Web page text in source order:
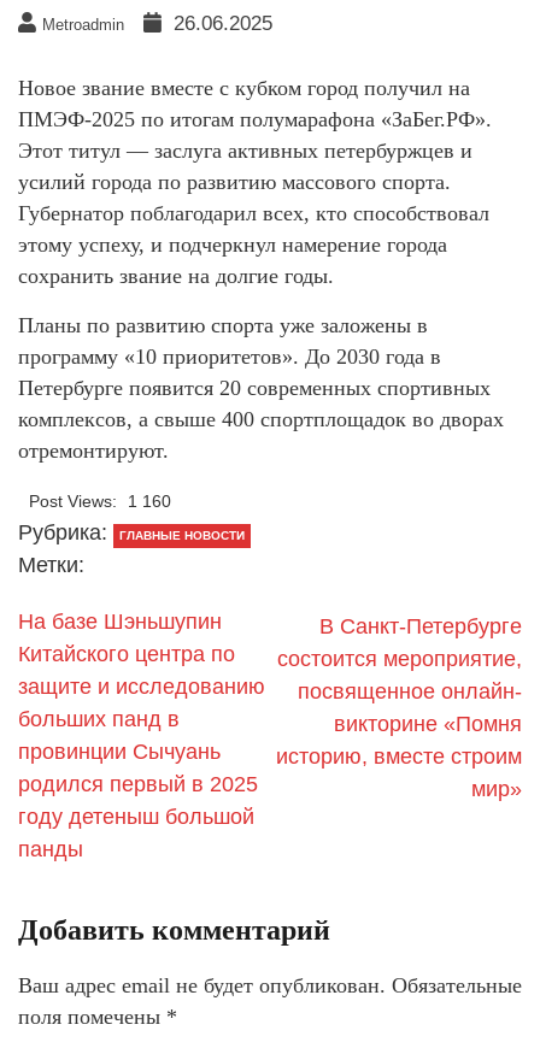
Metroadmin 26.06.2025
Новое звание вместе с кубком город получил на
ПМЭФ-2025 по итогам полумарафона «ЗаБег.РФ».
Этот титул — заслуга активных петербуржцев и
усилий города по развитию массового спорта.
Губернатор поблагодарил всех, кто способствовал
этому успеху, и подчеркнул намерение города
сохранить звание на долгие годы.
Планы по развитию спорта уже заложены в
программу «10 приоритетов». До 2030 года в
Петербурге появится 20 современных спортивных
комплексов, а свыше 400 спортплощадок во дворах
отремонтируют.
Post Views: 1 160
Рубрика: ГЛАВНЫЕ НОВОСТИ
Метки:
На базе Шэньшупин
Китайского центра по
защите и исследованию
больших панд в
провинции Сычуань
родился первый в 2025
году детеныш большой
панды
В Санкт-Петербурге
состоится мероприятие,
посвященное онлайн-
викторине «Помня
историю, вместе строим
мир»
Добавить комментарий
Ваш адрес email не будет опубликован. Обязательные
поля помечены *